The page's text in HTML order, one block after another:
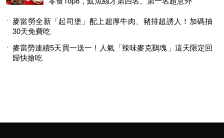
麥當勞全新「起司堡」配上超厚牛肉、豬排超誘人！加碼抽
30天免費吃
麥當勞連續5天買一送一！人氣「辣味麥克鷄塊」這天限定回
歸快搶吃